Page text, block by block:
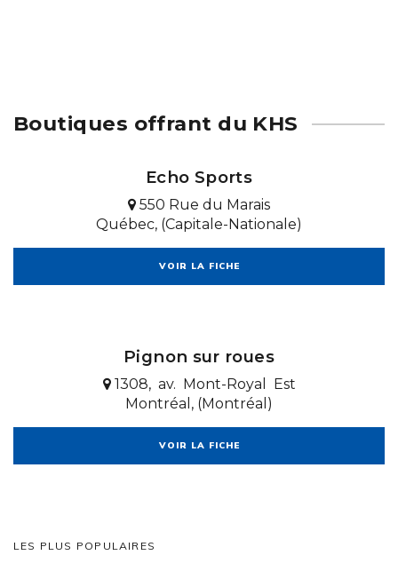
Boutiques offrant du KHS
Echo Sports
550 Rue du Marais
Québec, (Capitale-Nationale)
VOIR LA FICHE
Pignon sur roues
1308, av. Mont-Royal Est
Montréal, (Montréal)
VOIR LA FICHE
LES PLUS POPULAIRES